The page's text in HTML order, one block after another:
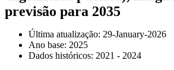
previsão para 2035
Última atualização: 29-January-2026
Ano base: 2025
Dados históricos: 2021 - 2024